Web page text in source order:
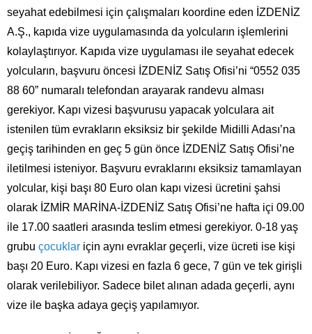
seyahat edebilmesi için çalışmaları koordine eden İZDENİZ
A.Ş., kapıda vize uygulamasında da yolcuların işlemlerini
kolaylaştırıyor. Kapıda vize uygulaması ile seyahat edecek
yolcuların, başvuru öncesi İZDENİZ Satış Ofisi’ni “0552 035
88 60” numaralı telefondan arayarak randevu alması
gerekiyor. Kapı vizesi başvurusu yapacak yolculara ait
istenilen tüm evrakların eksiksiz bir şekilde Midilli Adası’na
geçiş tarihinden en geç 5 gün önce İZDENİZ Satış Ofisi’ne
iletilmesi isteniyor. Başvuru evraklarını eksiksiz tamamlayan
yolcular, kişi başı 80 Euro olan kapı vizesi ücretini şahsi
olarak İZMİR MARİNA-İZDENİZ Satış Ofisi’ne hafta içi 09.00
ile 17.00 saatleri arasında teslim etmesi gerekiyor. 0-18 yaş
grubu çocuklar için aynı evraklar geçerli, vize ücreti ise kişi
başı 20 Euro. Kapı vizesi en fazla 6 gece, 7 gün ve tek girişli
olarak verilebiliyor. Sadece bilet alınan adada geçerli, aynı
vize ile başka adaya geçiş yapılamıyor.